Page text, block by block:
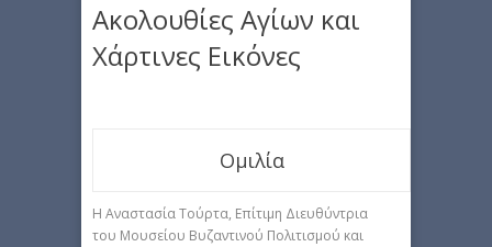
Ακολουθίες Αγίων και
Χάρτινες Εικόνες
Ομιλία
Η Αναστασία Τούρτα, Επίτιμη Διευθύντρια
του Μουσείου Βυζαντινού Πολιτισμού και